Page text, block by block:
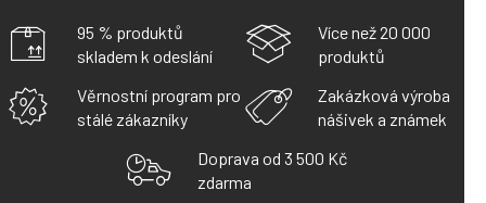
95 % produktů
skladem k odeslání
Více než 20 000
produktů
Věrnostní program pro
stálé zákazníky
Zakázková výroba
nášivek a známek
Doprava od 3 500 Kč
zdarma